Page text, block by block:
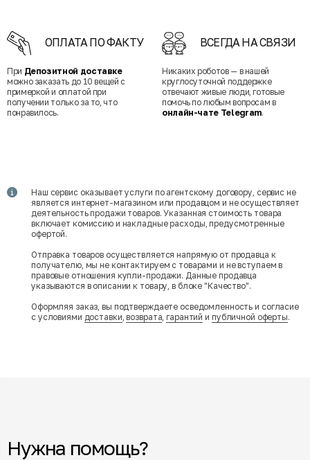
ОПЛАТА ПО ФАКТУ
При Депозитной доставке
можно заказать до 10 вещей с
примеркой и оплатой при
получении только за то, что
понравилось.
ВСЕГДА НА СВЯЗИ
Никаких роботов — в нашей
круглосуточной поддержке
отвечают живые люди, готовые
помочь по любым вопросам в
онлайн-чате Telegram.
Наш сервис оказывает услуги по агентскому договору, сервис не
является интернет-магазином или продавцом и не осуществляет
деятельность продажи товаров. Указанная стоимость товара
включает комиссию и накладные расходы, предусмотренные
офертой.
Отправка товаров осуществляется напрямую от продавца к
получателю, мы не контактируем с товарами и не вступаем в
правовые отношения купли-продажи. Данные продавца
указываются в описании к товару, в блоке "Качество".
Оформляя заказ, вы подтверждаете осведомленность и согласие
с условиями доставки,возврата,гарантий и публичной оферты.
Нужна помощь?